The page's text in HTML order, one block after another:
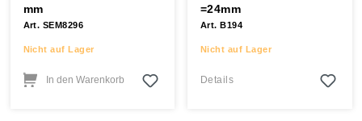
mm
Art. SEM8296
Nicht auf Lager
In den Warenkorb
=24mm
Art. B194
Nicht auf Lager
Details